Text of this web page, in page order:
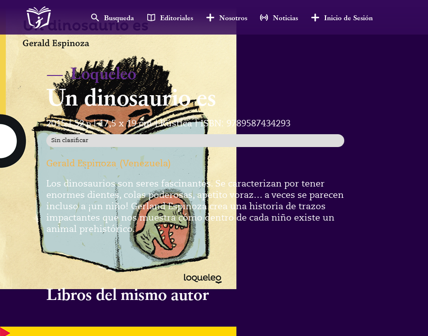
Busqueda Editoriales Nosotros Noticias Inicio de Sesión
— Loqueleo
Un dinosaurio es
2015 | 52p | 17,5 x 19 cm | Rústica | ISBN: 9789587434293
Sin clasificar
Gerald Espinoza (Venezuela)
Los dinosaurios son seres fascinantes. Se caracterizan por tener
enormes dientes, colas poderosas, apetito voraz… a veces se parecen
incluso a ¡un niño! Gerland Espinoza crea una historia de trazos
impactantes que nos muestra cómo dentro de cada niño existe un
animal prehistórico.
Libros del mismo autor